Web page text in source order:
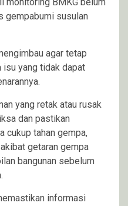
monitoring BMKG belum
gempabumi susulan
agar tetap
isu yang tidak dapat
yang retak atau rusak
dan pastikan
cukup tahan gempa,
getaran gempa
bangunan sebelum
informasi